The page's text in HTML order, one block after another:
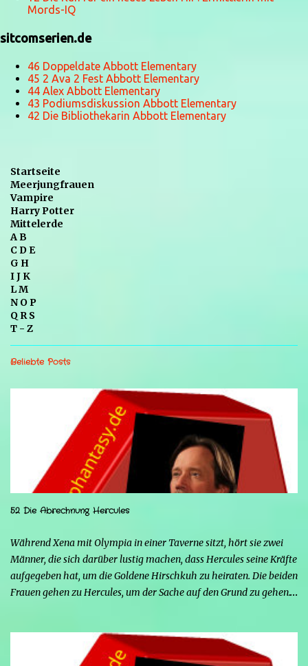
Mords-IQ
sitcomserien.de
46 Doppeldate Abbott Elementary
45 2 Ava 2 Fest Abbott Elementary
44 Alex Abbott Elementary
43 Podiumsdiskussion Abbott Elementary
42 Die Bibliothekarin Abbott Elementary
Startseite
Meerjungfrauen
Vampire
Harry Potter
Mittelerde
A B
C D E
G H
I J K
L M
N O P
Q R S
T - Z
Beliebte Posts
52 Die Abrechnung Hercules
Während Xena mit Olympia in einer Taverne sitzt, hört sie zwei
Männer, die sich darüber lustig machen, dass Hercules seine Kräfte
aufgegeben hat, um die Goldene Hirschkuh zu heiraten. Die beiden
Frauen gehen zu Hercules, um der Sache auf den Grund zu gehen.
denn nun kann sie nicht nur die Frau von Hercules sein, sondern
endlich auch Menschen berühren, ohne sich zu verwandeln. Mars